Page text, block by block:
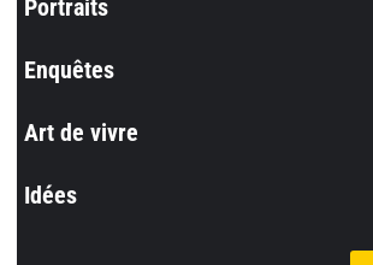
Portraits
Enquêtes
Art de vivre
Idées